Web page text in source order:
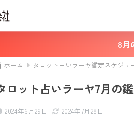
8月
ホーム タロット占いラーヤ鑑定スケジュ
ロット占いラーヤ7月の
2024年6月29日 2024年7月28日